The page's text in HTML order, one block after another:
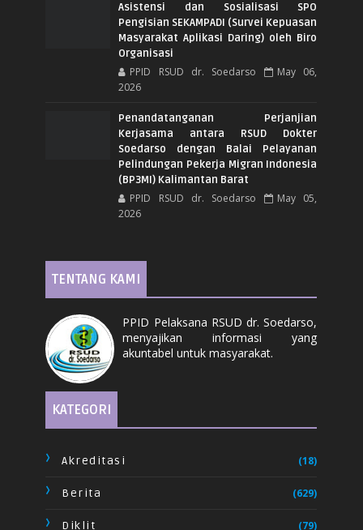
Asistensi dan Sosialisasi SPO
Pengisian SEKAMPADI (Survei Kepuasan
Masyarakat Aplikasi Daring) oleh Biro
Organisasi
PPID RSUD dr. Soedarso
May 06,
2026
Penandatanganan Perjanjian
Kerjasama antara RSUD Dokter
Soedarso dengan Balai Pelayanan
Pelindungan Pekerja Migran Indonesia
(BP3MI) Kalimantan Barat
PPID RSUD dr. Soedarso
May 05,
2026
TENTANG KAMI
PPID Pelaksana RSUD dr. Soedarso,
menyajikan informasi yang
akuntabel untuk masyarakat.
KATEGORI
Akreditasi (18)
Berita (629)
Diklit (79)